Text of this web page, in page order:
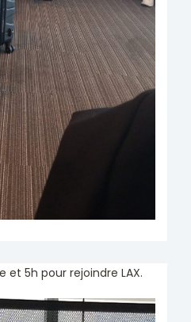
et 5h pour rejoindre LAX.